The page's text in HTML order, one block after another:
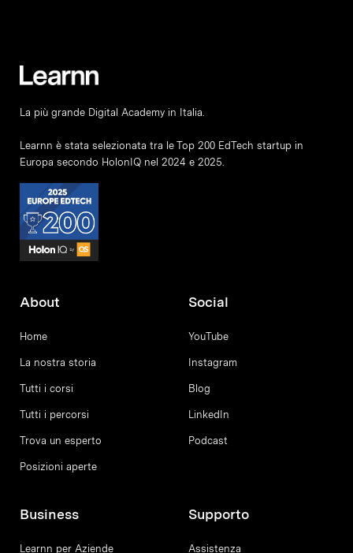
La più grande Digital Academy in Italia.
Learnn è stata selezionata tra le Top 200 EdTech startup in
Europa secondo HolonIQ nel 2024 e 2025.
About
Home
La nostra storia
Tutti i corsi
Tutti i percorsi
Trova un esperto
Posizioni aperte
Social
YouTube
Instagram
Blog
LinkedIn
Podcast
Business
Learnn per Aziende
Supporto
Assistenza